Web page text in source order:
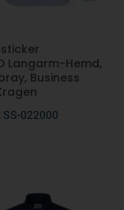
Langarm-Hemd,
Business
SS-022000